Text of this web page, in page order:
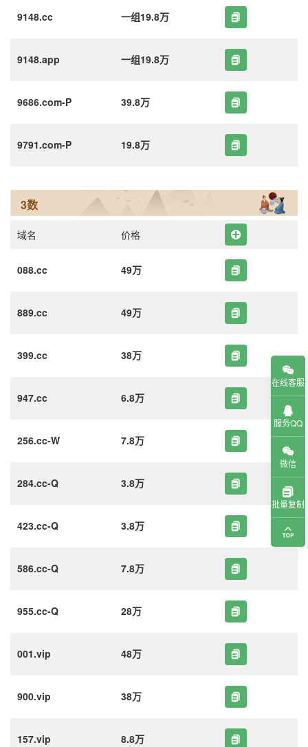
9148.cc 一组19.8万
9148.app 一组19.8万
9686.com-P 39.8万
9791.com-P 19.8万
3数
域名 价格
088.cc 49万
889.cc 49万
399.cc 38万
947.cc 6.8万
256.cc-W 7.8万
284.cc-Q 3.8万
423.cc-Q 3.8万
586.cc-Q 7.8万
955.cc-Q 28万
001.vip 48万
900.vip 38万
157.vip 8.8万
在线客服
服务QQ
微信
批量复制